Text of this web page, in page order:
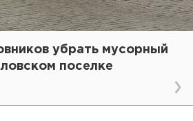
убрать мусорный
поселке